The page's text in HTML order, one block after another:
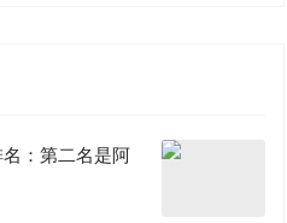
：第二名是阿